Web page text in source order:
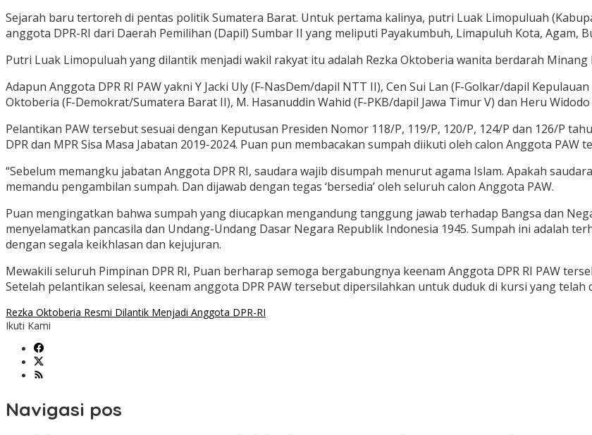
Sejarah baru tertoreh di pentas politik Sumatera Barat. Untuk pertama kalinya, putri Luak Limopuluah
anggota DPR-RI dari Daerah Pemilihan (Dapil) Sumbar II yang meliputi Payakumbuh, Limapuluh Kota, Agam,
Putri Luak Limopuluah yang dilantik menjadi wakil rakyat itu adalah Rezka Oktoberia wanita berdarah
Adapun Anggota DPR RI PAW yakni Y Jacki Uly (F-NasDem/dapil NTT II), Cen Sui Lan (F-Golkar/dapil
Oktoberia (F-Demokrat/Sumatera Barat II), M. Hasanuddin Wahid (F-PKB/dapil Jawa Timur V) dan Heru
Pelantikan PAW tersebut sesuai dengan Keputusan Presiden Nomor 118/P, 119/P, 120/P, 124/P dan 126/P
DPR dan MPR Sisa Masa Jabatan 2019-2024. Puan pun membacakan sumpah diikuti oleh calon Anggota PAW
“Sebelum memangku jabatan Anggota DPR RI, saudara wajib disumpah menurut agama Islam. Apakah
memandu pengambilan sumpah. Dan dijawab dengan tegas ‘bersedia’ oleh seluruh calon Anggota PAW.
Puan mengingatkan bahwa sumpah yang diucapkan mengandung tanggung jawab terhadap Bangsa dan
menyelamatkan pancasila dan Undang-Undang Dasar Negara Republik Indonesia 1945. Sumpah ini adalah
dengan segala keikhlasan dan kejujuran.
Mewakili seluruh Pimpinan DPR RI, Puan berharap semoga bergabungnya keenam Anggota DPR RI PAW
Setelah pelantikan selesai, keenam anggota DPR PAW tersebut dipersilahkan untuk duduk di kursi yang telah
Rezka Oktoberia Resmi Dilantik Menjadi Anggota DPR-RI
Ikuti Kami
Navigasi pos